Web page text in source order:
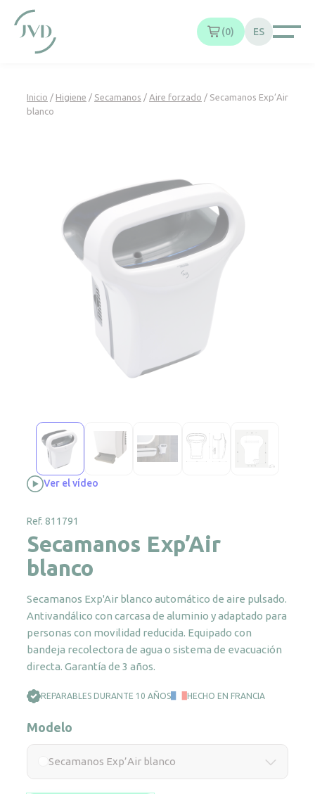
0 ES
Inicio / Higiene / Secamanos / Aire forzado / Secamanos Exp’Air
blanco
Ver el vídeo
Ref. 811791
Secamanos Exp’Air
blanco
Secamanos Exp'Air blanco automático de aire pulsado.
Antivandálico con carcasa de aluminio y adaptado para
personas con movilidad reducida. Equipado con
bandeja recolectora de agua o sistema de evacuación
directa. Garantía de 3 años.
REPARABLES DURANTE 10 AÑOS HECHO EN FRANCIA
Modelo
Secamanos Exp’Air blanco
Panel de gestión de cookies